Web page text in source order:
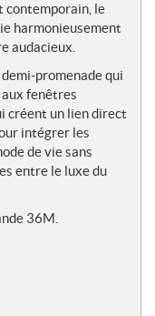
contemporain, le
harmonieusement
audacieux.
promenade qui
fenêtres
créent un lien direct
intégrer les
de vie sans
entre le luxe du
36M.